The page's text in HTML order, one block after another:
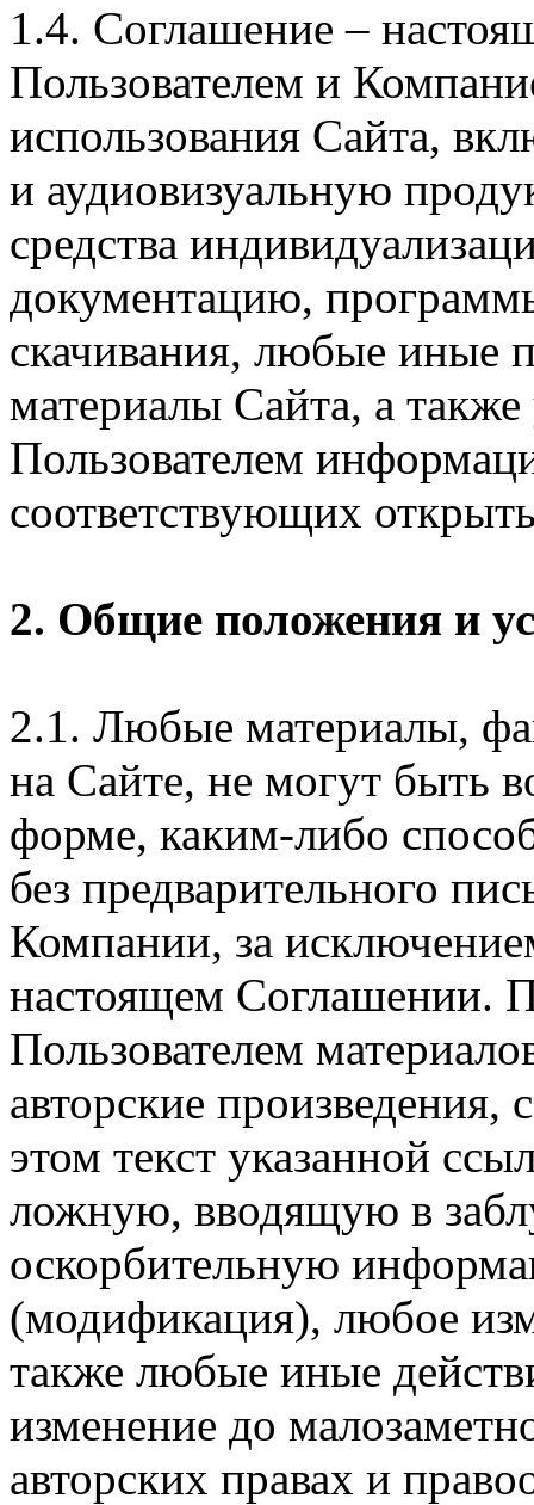
1.4. Соглашение –
Пользователем и
использования Сайта,
и аудиовизуальную
средства
документацию,
скачивания, любые иные
материалы Сайта, а
Пользователем
соответствующих
2. Общие положения и
2.1. Любые материалы,
на Сайте, не могут быть
форме, каким-либо
без предварительного
Компании, за
настоящем Соглашении.
Пользователем
авторские произведения,
этом текст указанной
ложную, вводящую в
оскорбительную
(модификация), любое
также любые иные
изменение до
авторских правах и